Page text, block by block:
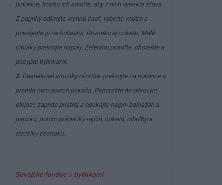
polovice, trochu ich stlačte, aby z nich vytiekla šťava.
Z papriky odkrojte vrchnú časť, vyberte vnútro a
pokrájajte ju na kolieska. Rovnako aj cuketu. Malé
cibuľky prekrojte napoly. Zeleninu posoľte, okoreňte a
posypte bylinkami.
2. Cesnakové strúčiky očistite, prekrojte na polovice a
pretrite nimi povrch pekáča. Pomastite ho olivovým
olejom, zapnite prístroj a opekajte najprv baklažán a
papriku, potom polovičky rajčín, cuketu, cibuľky a
strúčiky cesnaku.
Savojské fondue s bylinkami